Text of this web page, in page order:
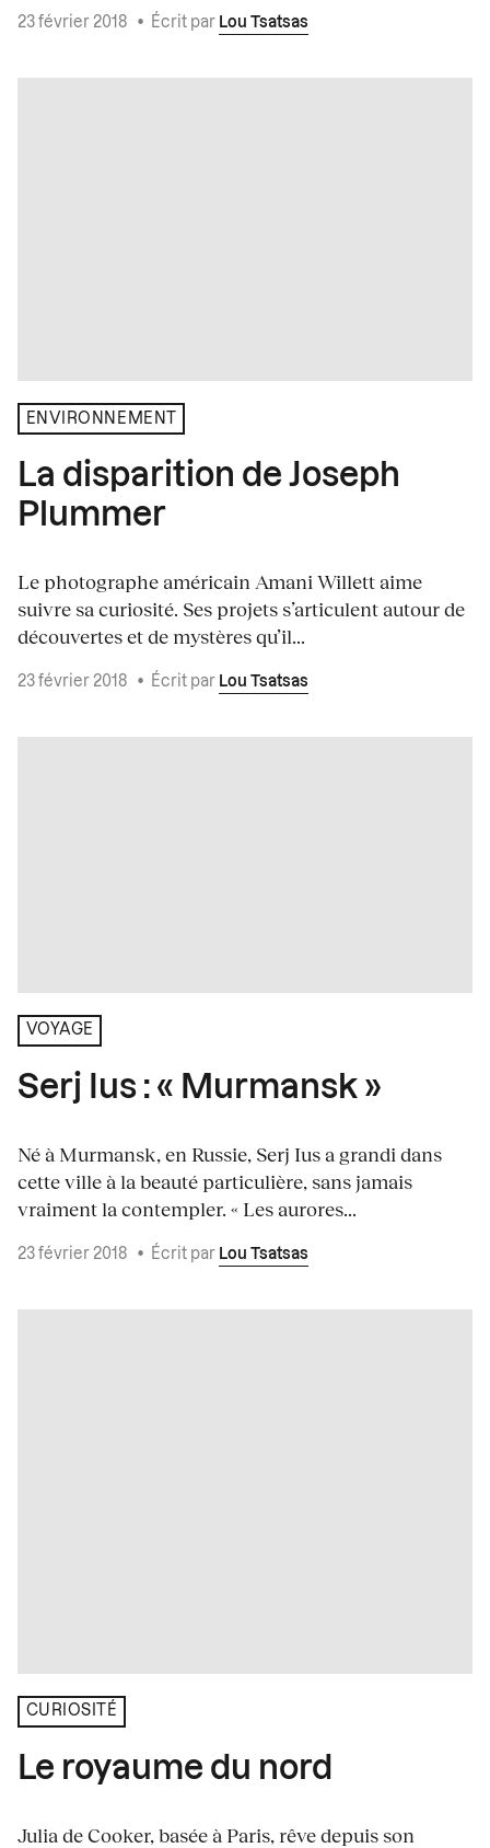
23 février 2018 • Écrit par Lou Tsatsas
ENVIRONNEMENT
La disparition de Joseph
Plummer
Le photographe américain Amani Willett aime
suivre sa curiosité. Ses projets s’articulent autour de
découvertes et de mystères qu’il...
23 février 2018 • Écrit par Lou Tsatsas
VOYAGE
Serj Ius : « Murmansk »
Né à Murmansk, en Russie, Serj Ius a grandi dans
cette ville à la beauté particulière, sans jamais
vraiment la contempler. « Les aurores...
23 février 2018 • Écrit par Lou Tsatsas
CURIOSITÉ
Le royaume du nord
Julia de Cooker, basée à Paris, rêve depuis son